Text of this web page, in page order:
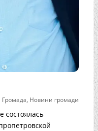
Громада, Новини громади
состоялась